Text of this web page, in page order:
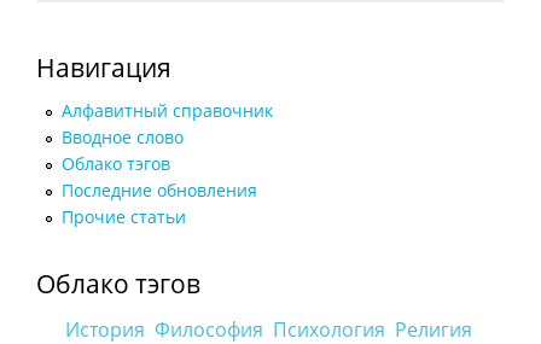
Навигация
Алфавитный справочник
Вводное слово
Облако тэгов
Последние обновления
Прочие статьи
Облако тэгов
История Философия Психология Религия